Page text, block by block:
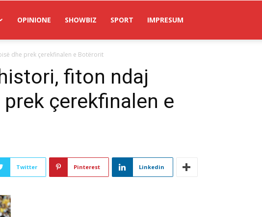
OPINIONE SHOWBIZ SPORT IMPRESUM
dhe prek çerekfinalen e Botërorit
fiton ndaj
çerekfinalen e
Twitter Pinterest Linkedin